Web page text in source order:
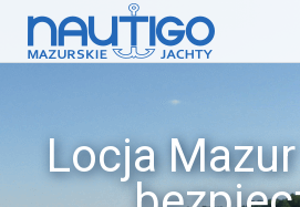
Locja